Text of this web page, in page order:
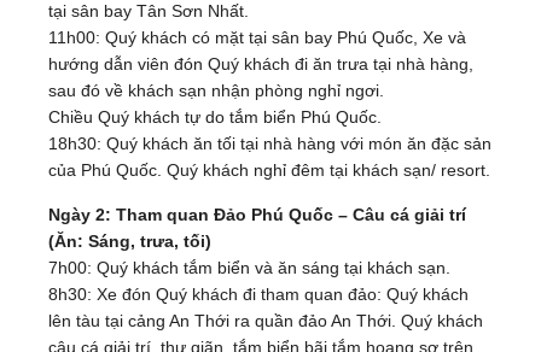
tại sân bay Tân Sơn Nhất.
11h00: Quý khách có mặt tại sân bay Phú Quốc, Xe và
hướng dẫn viên đón Quý khách đi ăn trưa tại nhà hàng,
sau đó về khách sạn nhận phòng nghỉ ngơi.
Chiều Quý khách tự do tắm biển Phú Quốc.
18h30: Quý khách ăn tối tại nhà hàng với món ăn đặc sản
của Phú Quốc. Quý khách nghỉ đêm tại khách sạn/ resort.
Ngày 2: Tham quan Đảo Phú Quốc – Câu cá giải trí
(Ăn: Sáng, trưa, tối)
7h00: Quý khách tắm biển và ăn sáng tại khách sạn.
8h30: Xe đón Quý khách đi tham quan đảo: Quý khách
lên tàu tại cảng An Thới ra quần đảo An Thới. Quý khách
câu cá giải trí, thư giãn, tắm biển bãi tắm hoang sơ trên